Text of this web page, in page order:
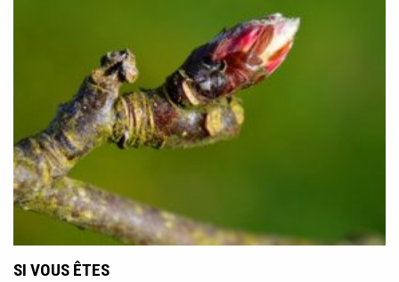
que faire de et avec la résilience ? Que peut apporter
cette notion et quelles en sont les limites ? L'influx
vous a sélectionné quelques livres pour essayer d'y
voir plus clair.
SI VOUS ÊTES